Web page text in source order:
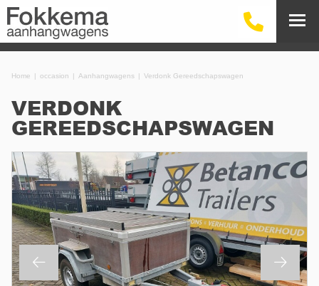
Home occasion Aanhangwagens Verdonk Gereedschapswagen
VERDONK
GEREEDSCHAPSWAGEN